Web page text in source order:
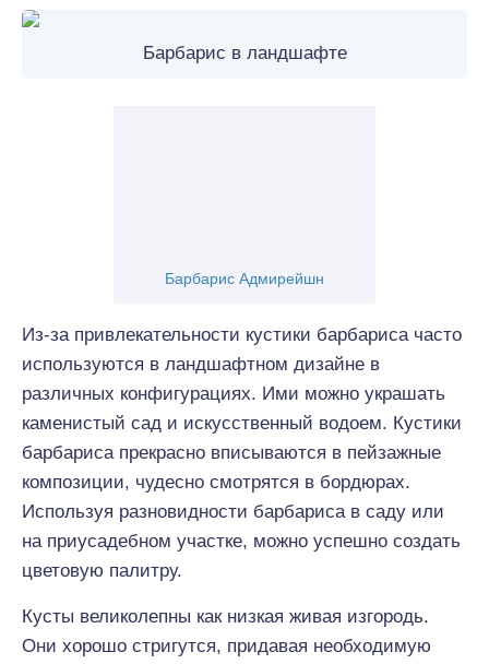
Барбарис в ландшафте
Барбарис Адмирейшн
Из-за привлекательности кустики барбариса часто
используются в ландшафтном дизайне в
различных конфигурациях. Ими можно украшать
каменистый сад и искусственный водоем. Кустики
барбариса прекрасно вписываются в пейзажные
композиции, чудесно смотрятся в бордюрах.
Используя разновидности барбариса в саду или
на приусадебном участке, можно успешно создать
цветовую палитру.
Кусты великолепны как низкая живая изгородь.
Они хорошо стригутся, придавая необходимую